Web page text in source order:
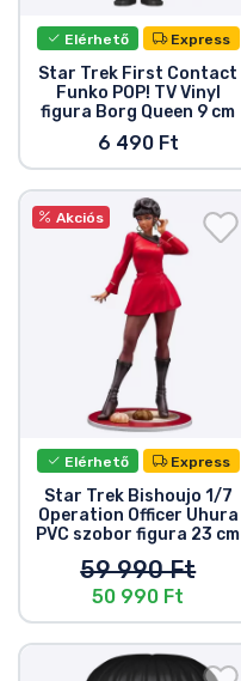
Elérhető Express
Star Trek First Contact
Funko POP! TV Vinyl
figura Borg Queen 9 cm
6 490 Ft
Akciós
Elérhető Express
Star Trek Bishoujo 1/7
Operation Officer Uhura
PVC szobor figura 23 cm
59 990 Ft
50 990 Ft
Márkák